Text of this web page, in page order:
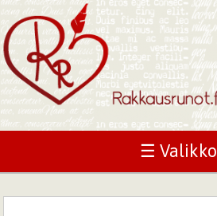
☰ Valikko